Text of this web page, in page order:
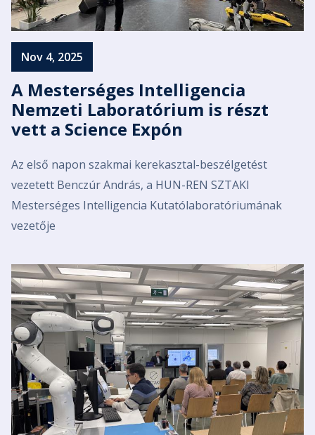
Nov 4, 2025
A Mesterséges Intelligencia
Nemzeti Laboratórium is részt
vett a Science Expón
Az első napon szakmai kerekasztal-beszélgetést
vezetett Benczúr András, a HUN-REN SZTAKI
Mesterséges Intelligencia Kutatólaboratóriumának
vezetője